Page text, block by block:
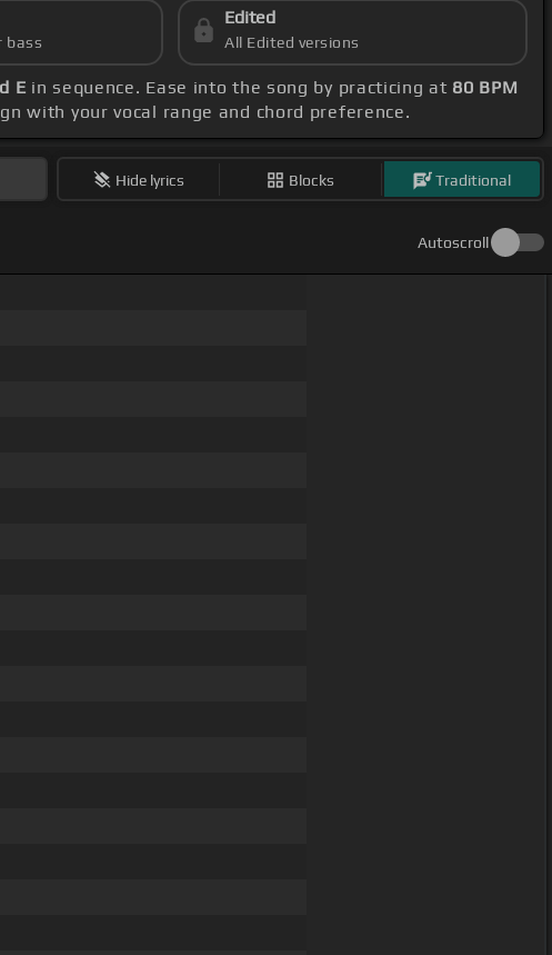
bass
Edited
All Edited versions
E in sequence. Ease into the song by practicing at 80 BPM
with your vocal range and chord preference.
Hide lyrics Blocks Traditional
Autoscroll